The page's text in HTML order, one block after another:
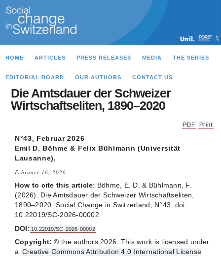
HOME ARTICLES PRESS RELEASES MEDIA THE SERIES
EDITORIAL BOARD OUR AUTHORS CONTACT US
Die Amtsdauer der Schweizer
Wirtschaftseliten, 1890–2020
PDF Print
N°43, Februar 2026
Emil D. Böhme & Felix Bühlmann (Universität
Lausanne),
February 16, 2026
How to cite this article: Böhme, E. D. & Bühlmann, F.
(2026). Die Amtsdauer der Schweizer Wirtschaftseliten,
1890–2020. Social Change in Switzerland, N°43. doi:
10.22019/SC-2026-00002
DOI: 10.22019/SC-2026-00002
Copyright:© the authors 2026. This work is licensed under
a Creative Commons Attribution 4.0 International License